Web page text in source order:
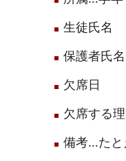
生徒氏名
保護者氏名
欠席日
欠席する
備考…たと